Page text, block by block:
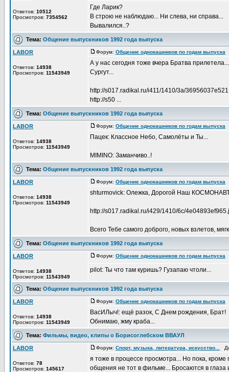
Ответов: 10512
Просмотров: 7354562
Где Ларик?
В строю не наблюдаю... Ни слева, ни справа...
Вывалился..?
Тема: Общение выпускников 1992 года выпуска
LABOR
Ответов: 14938
Просмотров: 11543949
Форум: Общение однокашников по годам выпуска
А у нас сегодня тоже вчера Братва
Сургут...
http://s017.radikal.ru/i411/1410/3a/
http://s50 ...
Тема: Общение выпускников 1992 года выпуска
LABOR
Ответов: 14938
Просмотров: 11543949
Форум: Общение однокашников по годам выпуска
Пацек: Классное Небо, Самолёты и Ты...
MIMINO: Заманчиво..!
Тема: Общение выпускников 1992 года выпуска
LABOR
Ответов: 14938
Просмотров: 11543949
Форум: Общение однокашников по годам выпуска
shturmovick: Олежка, Дорогой Наш
http://s017.radikal.ru/i429/1410/6c/
Всего Тебе самого доброго, новых взлетов,
Тема: Общение выпускников 1992 года выпуска
LABOR
Ответов: 14938
Просмотров: 11543949
Форум: Общение однокашников по годам выпуска
pilot: Ты что там куришь? Гузапаю чтоли...
Тема: Общение выпускников 1992 года выпуска
LABOR
Ответов: 14938
Просмотров: 11543949
Форум: Общение однокашников по годам выпуска
ВасИЛыч!: ещё разок, С Днем рождения, Брат!
Обнимаю, жму краба...
Тема: Фильмы, видео, клипы о Борисоглебском ВВАУЛ
LABOR
Ответов: 78
Просмотров: 145617
Форум: Спорт, музыка, литература, искусство...
я тоже в процессе просмотра... Но пока,
общения не тот в фильме... Бросаются в глаза